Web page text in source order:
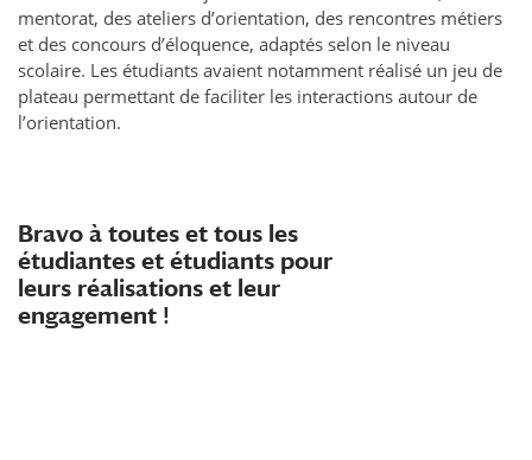
mentorat, des ateliers d’orientation, des rencontres métiers
et des concours d’éloquence, adaptés selon le niveau
scolaire. Les étudiants avaient notamment réalisé un jeu de
plateau permettant de faciliter les interactions autour de
l’orientation.
Bravo à toutes et tous les
étudiantes et étudiants pour
leurs réalisations et leur
engagement !